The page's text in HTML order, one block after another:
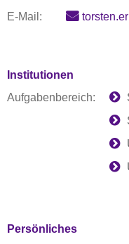
E-Mail:
Institutionen
Aufgabenbereich:
Persönliches